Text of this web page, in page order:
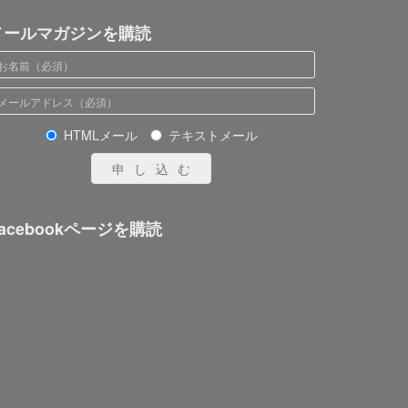
ルマガジンを購読
HTMLメール
テキストメール
申し込む
ページを購読